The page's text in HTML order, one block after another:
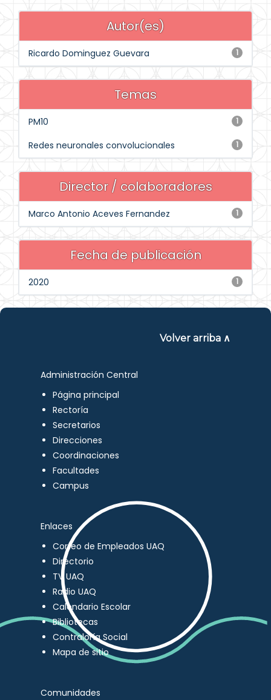
Autor(es)
1
Ricardo Dominguez Guevara
Temas
1
PM10
1
Redes neuronales convolucionales
Director / colaboradores
1
Marco Antonio Aceves Fernandez
Fecha de publicación
1
2020
Volver arriba ∧
Administración Central
Página principal
Rectoría
Secretarios
Direcciones
Coordinaciones
Facultades
Campus
Enlaces
Correo de Empleados UAQ
Directorio
TV UAQ
Radio UAQ
Calendario Escolar
Bibliotecas
Contraloría Social
Mapa de sitio
Comunidades